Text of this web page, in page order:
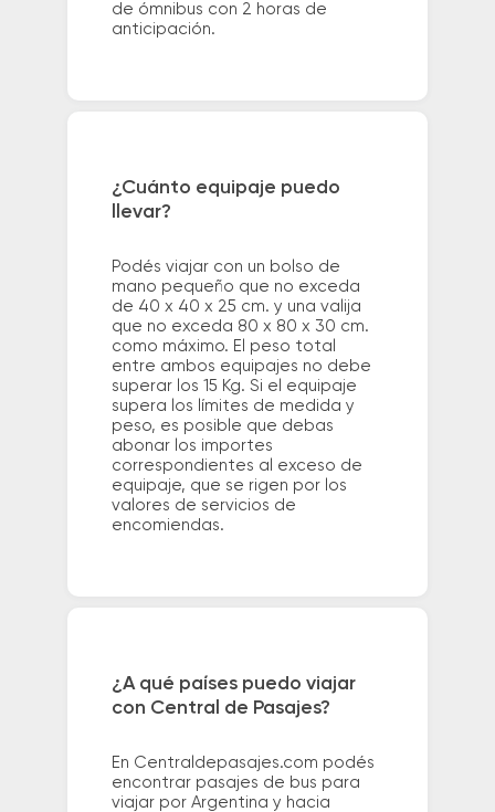
de ómnibus con 2 horas de
anticipación.
¿Cuánto equipaje puedo
llevar?
Podés viajar con un bolso de
mano pequeño que no exceda
de 40 x 40 x 25 cm. y una valija
que no exceda 80 x 80 x 30 cm.
como máximo. El peso total
entre ambos equipajes no debe
superar los 15 Kg. Si el equipaje
supera los límites de medida y
peso, es posible que debas
abonar los importes
correspondientes al exceso de
equipaje, que se rigen por los
valores de servicios de
encomiendas.
¿A qué países puedo viajar
con Central de Pasajes?
En Centraldepasajes.com podés
encontrar pasajes de bus para
viajar por Argentina y hacia